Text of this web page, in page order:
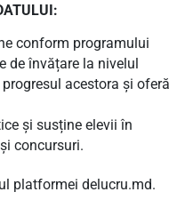
conform programului
de învățare la nivelul
acestora și oferă
și susține elevii în
concursuri.
platformei delucru.md.